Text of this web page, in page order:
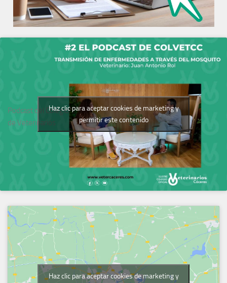
Podcast del Colegio
de Veterinarios
Haz clic para aceptar cookies de marketing y
permitir este contenido
Haz clic para aceptar cookies de marketing y